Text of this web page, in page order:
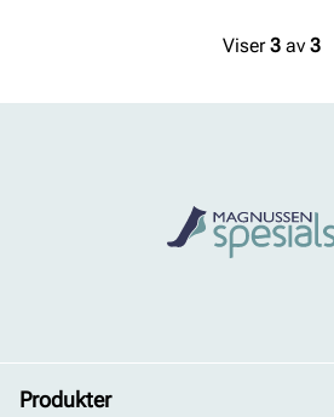
Viser3av 3
Produkter